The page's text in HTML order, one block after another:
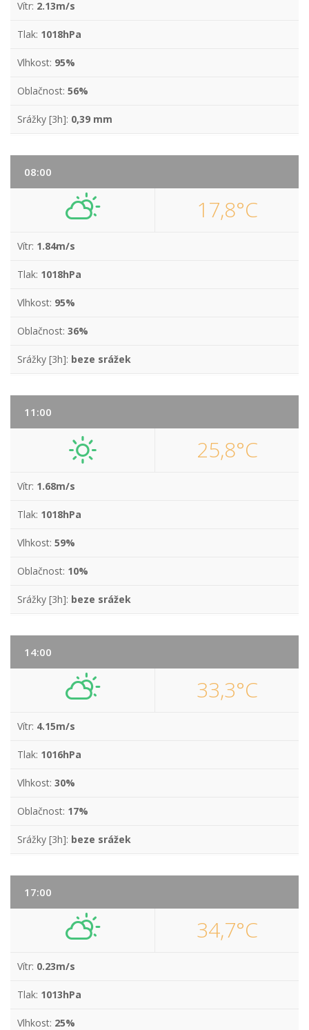
Vítr: 2.13m/s
Tlak: 1018hPa
Vlhkost: 95%
Oblačnost: 56%
Srážky [3h]: 0,39 mm
08:00
17,8°C
Vítr: 1.84m/s
Tlak: 1018hPa
Vlhkost: 95%
Oblačnost: 36%
Srážky [3h]: beze srážek
11:00
25,8°C
Vítr: 1.68m/s
Tlak: 1018hPa
Vlhkost: 59%
Oblačnost: 10%
Srážky [3h]: beze srážek
14:00
33,3°C
Vítr: 4.15m/s
Tlak: 1016hPa
Vlhkost: 30%
Oblačnost: 17%
Srážky [3h]: beze srážek
17:00
34,7°C
Vítr: 0.23m/s
Tlak: 1013hPa
Vlhkost: 25%